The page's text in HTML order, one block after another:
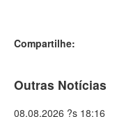
Compartilhe:
Outras Notícias
08.08.2026 ?s 18:16